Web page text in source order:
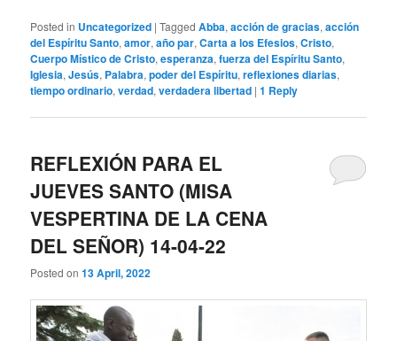
Posted in Uncategorized |Tagged Abba,acción de gracias,acción
del Espíritu Santo,amor,año par,Carta a los Efesios,Cristo,
Cuerpo Místico de Cristo,esperanza,fuerza del Espíritu Santo,
Iglesia,Jesús, Palabra,poder del Espíritu,reflexiones diarias,
tiempo ordinario,verdad,verdadera libertad |1 Reply
REFLEXIÓN PARA EL
JUEVES SANTO (MISA
VESPERTINA DE LA CENA
DEL SEÑOR) 14-04-22
Posted on13 April, 2022